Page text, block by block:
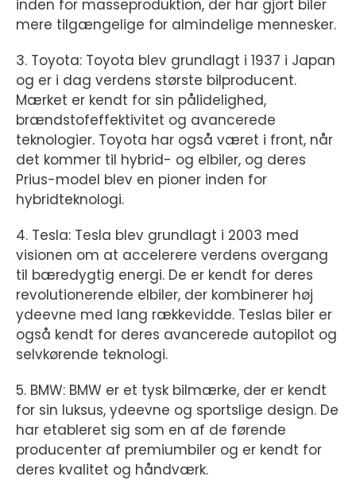
inden for masseproduktion, der har gjort biler
mere tilgængelige for almindelige mennesker.
3. Toyota: Toyota blev grundlagt i 1937 i Japan
og er i dag verdens største bilproducent.
Mærket er kendt for sin pålidelighed,
brændstofeffektivitet og avancerede
teknologier. Toyota har også været i front, når
det kommer til hybrid- og elbiler, og deres
Prius-model blev en pioner inden for
hybridteknologi.
4. Tesla: Tesla blev grundlagt i 2003 med
visionen om at accelerere verdens overgang
til bæredygtig energi. De er kendt for deres
revolutionerende elbiler, der kombinerer høj
ydeevne med lang rækkevidde. Teslas biler er
også kendt for deres avancerede autopilot og
selvkørende teknologi.
5. BMW: BMW er et tysk bilmærke, der er kendt
for sin luksus, ydeevne og sportslige design. De
har etableret sig som en af de førende
producenter af premiumbiler og er kendt for
deres kvalitet og håndværk.